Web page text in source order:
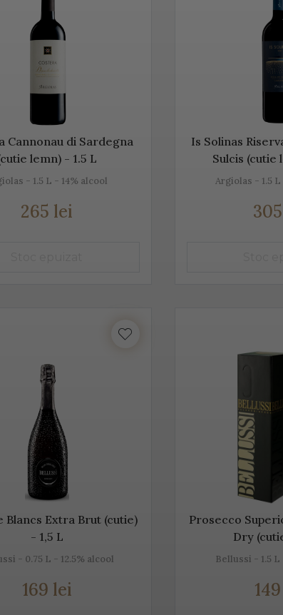
este un vin spumant rafinat, cunoscut în Italia dar și în
unde este fabricat și asta pentru că ne dorim să vă
e cel mai cunoscut vin spumant din Italia. E adesea
este realizat din diferite sortimente de struguri, însă
pe lângă Glera și alte soiuri de struguri, precum:
Grigio sau Pinot Nero.
Prosecco provine de la locul de origine - satul
provine din acele locuri, mai exact din regiunile
s-au asociat într-un Consorțiu pentru a proteja acest
Prosecco, un vin cunoscut pentru prospețime, aromă și
este un vin cunoscut pentru prospețime, este un vin
Cannonau di Sardegna
lemn) - 1.5 L
- 1.5 L - 14% alcool
265 lei
Is Solinas
Sulcis (cutie
Argiolas - 1.5 L
Blancs Extra Brut (cutie)
- 1,5 L
- 0.75 L - 12.5% alcool
169 lei
Prosecco
Dry
Bellussi - 1.5 L